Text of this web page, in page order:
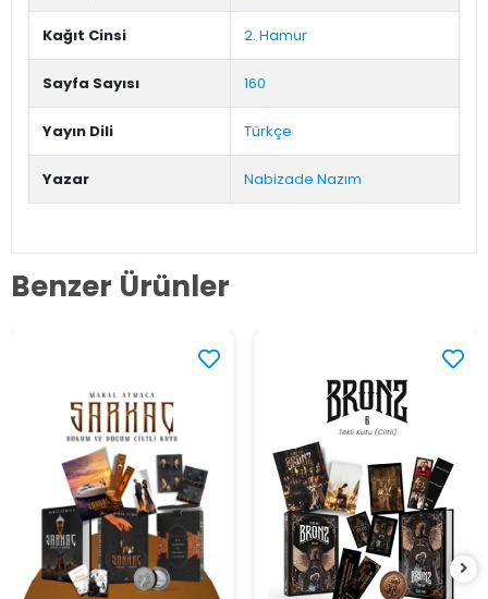
Kağıt Cinsi 2. Hamur
Sayfa Sayısı 160
Yayın Dili Türkçe
Yazar Nabizade Nazım
Benzer Ürünler